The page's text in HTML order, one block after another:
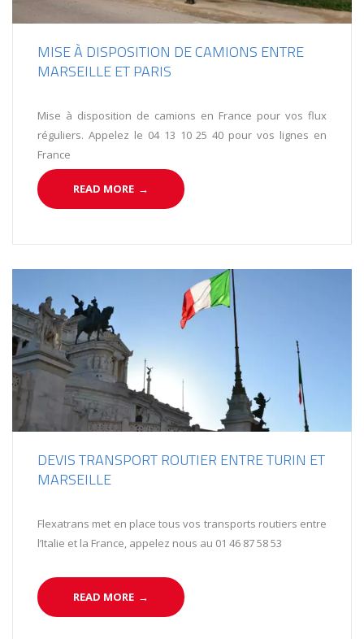
MISE À DISPOSITION DE CAMIONS ENTRE
MARSEILLE ET PARIS
Mise à disposition de camions en France pour vos flux
réguliers. Appelez le 04 13 10 25 40 pour vos lignes en
France
READ MORE →
DEVIS TRANSPORT ROUTIER ENTRE TURIN ET
MARSEILLE
Flexatrans met en place tous vos transports routiers entre
l’Italie et la France, appelez nous au 01 46 87 58 53
READ MORE →